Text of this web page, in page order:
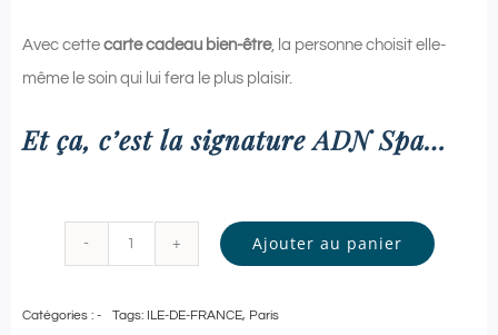
Avec cette carte cadeau bien-être, la personne choisit elle-
même le soin qui lui fera le plus plaisir.
Et ça, c’est la signature ADN Spa…
Pass
Ajouter au panier
Catégories : - Tags: ILE-DE-FRANCE, Paris